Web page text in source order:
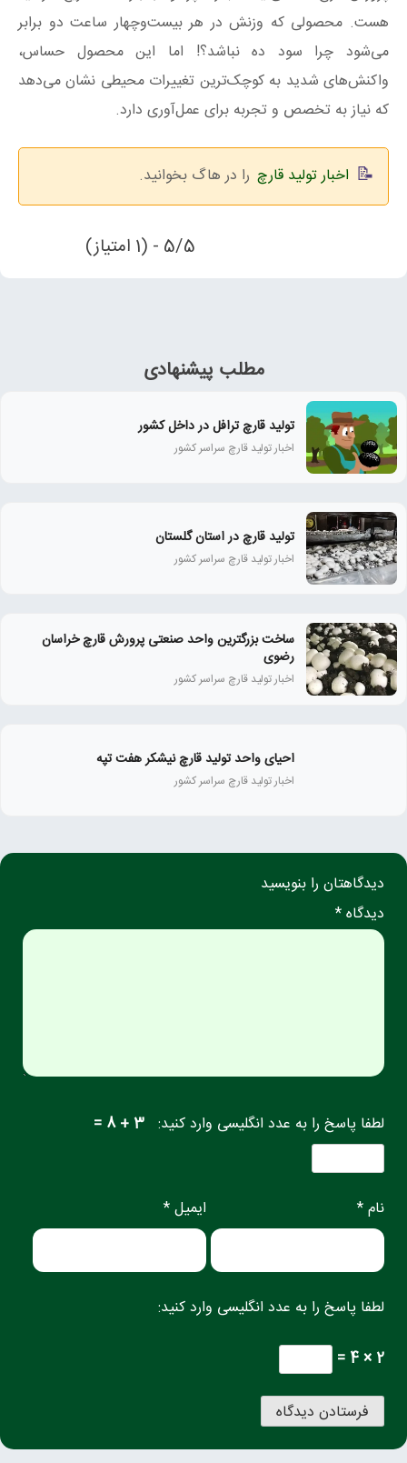
هست. محصولی که وزنش در هر بیست‌وچهار ساعت دو برابر
می‌شود چرا سود ده نباشد؟! اما این محصول حساس،
واکنش‌های شدید به کوچک‌ترین تغییرات محیطی نشان می‌دهد
که نیاز به تخصص و تجربه برای عمل‌آوری دارد.
اخبار تولید قارچ را در هاگ بخوانید.
5/5 - (1 امتیاز)
مطلب پیشنهادی
تولید قارچ ترافل در داخل کشور
اخبار تولید قارچ سراسر کشور
تولید قارچ در استان گلستان
اخبار تولید قارچ سراسر کشور
ساخت بزرگترین واحد صنعتی پرورش قارچ خراسان
رضوی
اخبار تولید قارچ سراسر کشور
احیای واحد تولید قارچ نیشکر هفت تپه
اخبار تولید قارچ سراسر کشور
دیدگاهتان را بنویسید
دیدگاه *
لطفا پاسخ را به عدد انگلیسی وارد کنید: 3 + 8 =
نام * ایمیل *
لطفا پاسخ را به عدد انگلیسی وارد کنید:
2 × 4 =